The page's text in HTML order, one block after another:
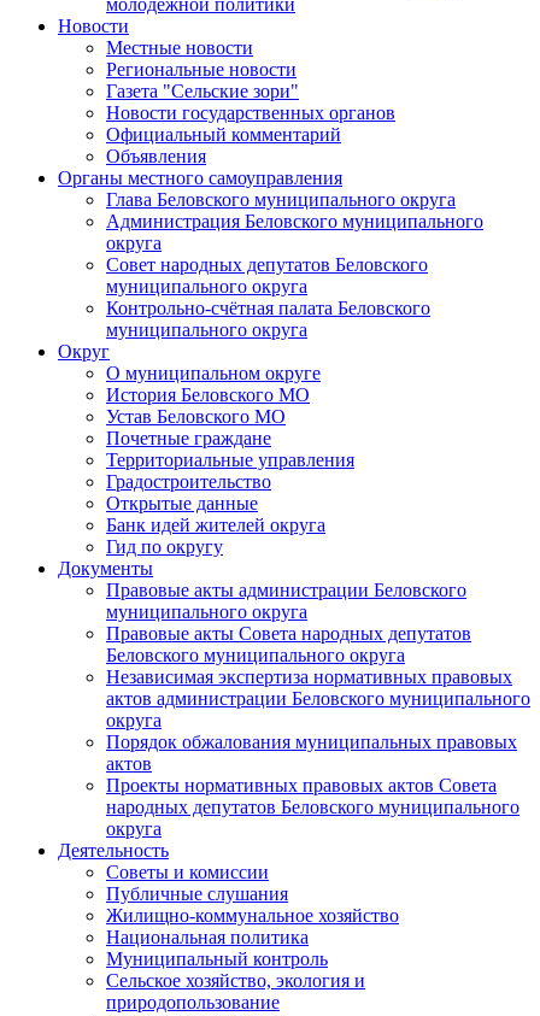
молодежной политики
Новости
Местные новости
Региональные новости
Газета "Сельские зори"
Новости государственных органов
Официальный комментарий
Объявления
Органы местного самоуправления
Глава Беловского муниципального округа
Администрация Беловского муниципального
округа
Совет народных депутатов Беловского
муниципального округа
Контрольно-счётная палата Беловского
муниципального округа
Округ
О муниципальном округе
История Беловского МО
Устав Беловского МО
Почетные граждане
Территориальные управления
Градостроительство
Открытые данные
Банк идей жителей округа
Гид по округу
Документы
Правовые акты администрации Беловского
муниципального округа
Правовые акты Совета народных депутатов
Беловского муниципального округа
Независимая экспертиза нормативных правовых
актов администрации Беловского муниципального
округа
Порядок обжалования муниципальных правовых
актов
Проекты нормативных правовых актов Совета
народных депутатов Беловского муниципального
округа
Деятельность
Советы и комиссии
Публичные слушания
Жилищно-коммунальное хозяйство
Национальная политика
Муниципальный контроль
Сельское хозяйство, экология и
природопользование